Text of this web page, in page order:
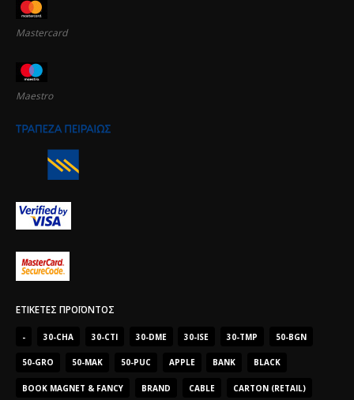
Mastercard
Maestro
ΕΤΙΚΈΤΕΣ ΠΡΟΪΌΝΤΟΣ
- 30-CHA 30-CTI 30-DME 30-ISE 30-TMP 50-BGN
50-GRO 50-MAK 50-PUC APPLE BANK BLACK
BOOK MAGNET & FANCY BRAND CABLE CARTON (RETAIL)